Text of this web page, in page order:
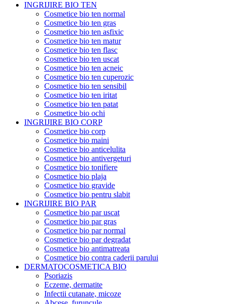
INGRIJIRE BIO TEN
Cosmetice bio ten normal
Cosmetice bio ten gras
Cosmetice bio ten asfixic
Cosmetice bio ten matur
Cosmetice bio ten flasc
Cosmetice bio ten uscat
Cosmetice bio ten acneic
Cosmetice bio ten cuperozic
Cosmetice bio ten sensibil
Cosmetice bio ten iritat
Cosmetice bio ten patat
Cosmetice bio ochi
INGRIJIRE BIO CORP
Cosmetice bio corp
Cosmetice bio maini
Cosmetice bio anticelulita
Cosmetice bio antivergeturi
Cosmetice bio tonifiere
Cosmetice bio plaja
Cosmetice bio gravide
Cosmetice bio pentru slabit
INGRIJIRE BIO PAR
Cosmetice bio par uscat
Cosmetice bio par gras
Cosmetice bio par normal
Cosmetice bio par degradat
Cosmetice bio antimatreata
Cosmetice bio contra caderii parului
DERMATOCOSMETICA BIO
Psoriazis
Eczeme, dermatite
Infectii cutanate, micoze